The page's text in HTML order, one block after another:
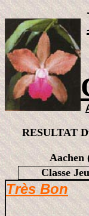
RESULTAT
Aachen
Classe
Très Bon